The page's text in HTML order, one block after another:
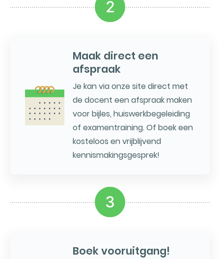
2
Maak direct een
afspraak
Je kan via onze site direct met
de docent een afspraak maken
voor bijles, huiswerkbegeleiding
of examentraining. Of boek een
kosteloos en vrijblijvend
kennismakingsgesprek!
3
Boek vooruitgang!